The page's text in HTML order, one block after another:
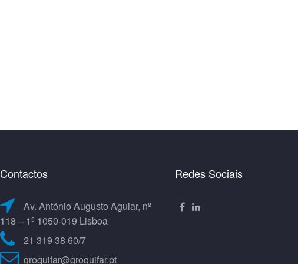
Contactos
Av. António Augusto Aguiar, nº
118 – 1º 1050-019 Lisboa
21 319 38 60/7
groquifar@groquifar.pt
Redes Sociais